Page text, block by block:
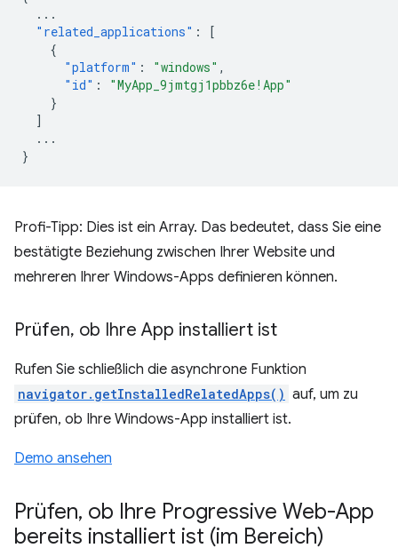
...
"related_applications" :
[
{
"platform" : "windows" ,
"id" :
"MyApp_9jmtgj1pbbz6e!App"
}
]
...
}
Profi-Tipp: Dies ist ein Array. Das bedeutet, dass Sie eine
bestätigte Beziehung zwischen Ihrer Website und
mehreren Ihrer Windows-Apps definieren können.
Prüfen, ob Ihre App installiert ist
Rufen Sie schließlich die asynchrone Funktion
navigator.getInstalledRelatedApps() auf, um zu
prüfen, ob Ihre Windows-App installiert ist.
Demo ansehen
Prüfen, ob Ihre Progressive Web-App
bereits installiert ist (im Bereich)